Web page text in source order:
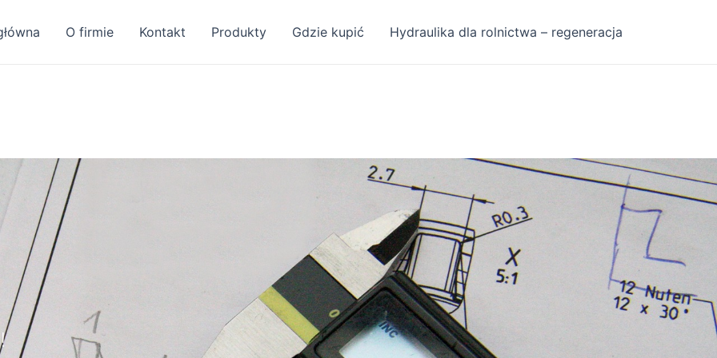
O firmie Kontakt Produkty Gdzie kupić Hydraulika dla rolnictwa – regeneracja